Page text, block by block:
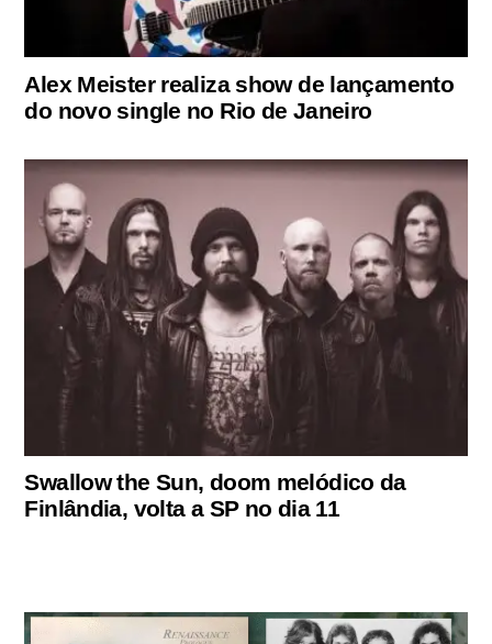
Alex Meister realiza show de lançamento
do novo single no Rio de Janeiro
Swallow the Sun, doom melódico da
Finlândia, volta a SP no dia 11